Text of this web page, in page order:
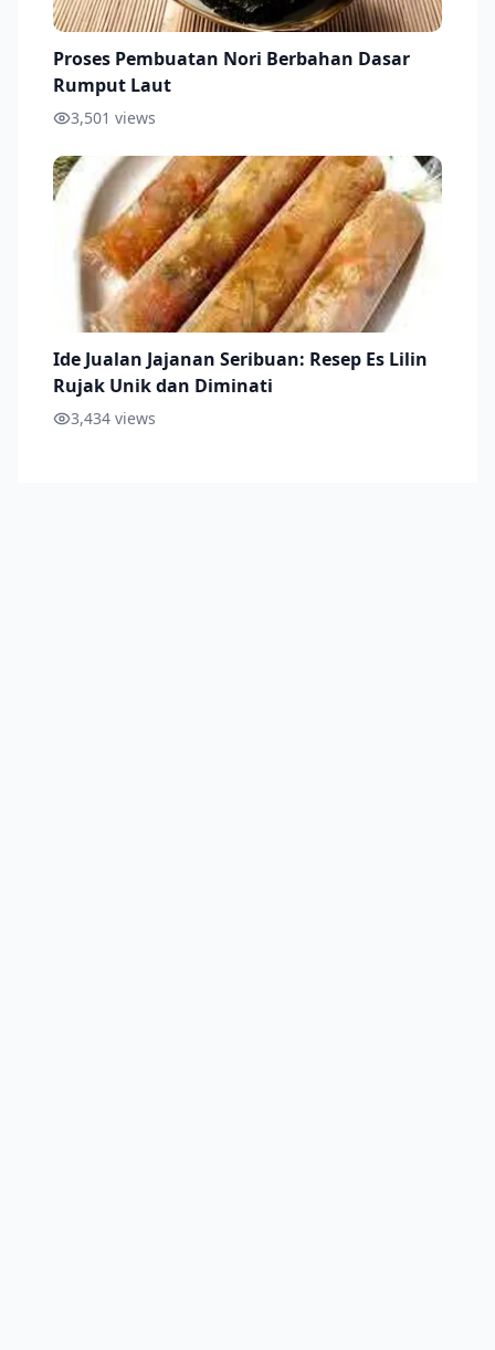
Proses Pembuatan Nori Berbahan Dasar
Rumput Laut
3,501 views
Ide Jualan Jajanan Seribuan: Resep Es Lilin
Rujak Unik dan Diminati
3,434 views